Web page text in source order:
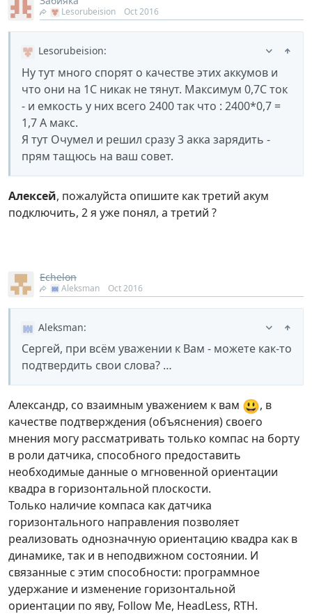
Lesorubeision Oct 2016
Lesorubeision:
Ну тут много спорят о качестве этих аккумов и
что они на 1С никак не тянут. Максимум 0,7С ток
- и емкость у них всего 2400 так что : 2400*0,7 =
1,7 А макс.
Я тут Очумел и решил сразу 3 акка зарядить -
прям тащюсь на ваш совет.
Алексей, пожалуйста опишите как третий акум
подключить, 2 я уже понял, а третий ?
Echelon
Aleksman Oct 2016
Aleksman:
Сергей, при всём уважении к Вам - можете как-то
подтвердить свои слова? …
Александр, со взаимным уважением к вам 😃, в
качестве подтверждения (объяснения) своего
мнения могу рассматривать только компас на борту
в роли датчика, способного предоставить
необходимые данные о мгновенной ориентации
квадра в горизонтальной плоскости.
Только наличие компаса как датчика
горизонтального направления позволяет
реализовать однозначную ориентацию квадра как в
динамике, так и в неподвижном состоянии. И
связанные с этим способности: программное
удержание и изменение горизонтальной
ориентации по яву, Follow Me, HeadLess, RTH.